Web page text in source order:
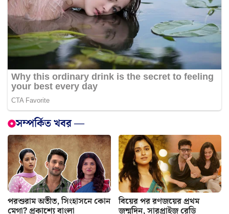
সম্পর্কিত খবর —
পরশুরাম অতীত, সিংহাসনে কোন
মেগা? প্রকাশ্যে বাংলা
বিয়ের পর রণজয়ের প্রথম
জন্মদিন, সারপ্রাইজ রেডি